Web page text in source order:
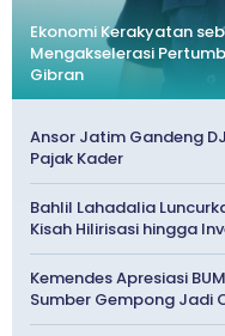
Ekonomi Kerakyatan
Mengakselerasi
Gibran
Ansor Jatim Gandeng
Pajak Kader
Bahlil Lahadalia
Kisah Hilirisasi hingga
Kemendes Apresiasi
Sumber Gempong Jadi